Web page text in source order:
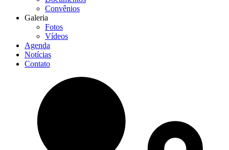
Convênios
Galeria
Fotos
Vídeos
Agenda
Notícias
Contato